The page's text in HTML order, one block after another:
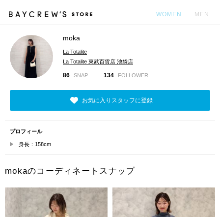
WOMEN MEN
moka
La Totalite
La Totalite 東武百貨店 池袋店
86 SNAP 134 FOLLOWER
お気に入りスタッフに登録
プロフィール
身長：158cm
mokaのコーディネートスナップ